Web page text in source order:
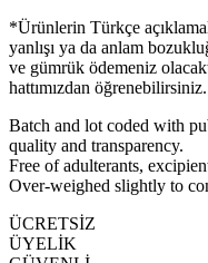
*Ürünlerin Türkçe
yanlışı ya da anlam
ve gümrük ödemeniz
hattımızdan öğrenebilirsiniz.
Batch and lot coded with
quality and transparency.
Free of adulterants,
Over-weighed slightly to
ÜCRETSİZ
ÜYELİK